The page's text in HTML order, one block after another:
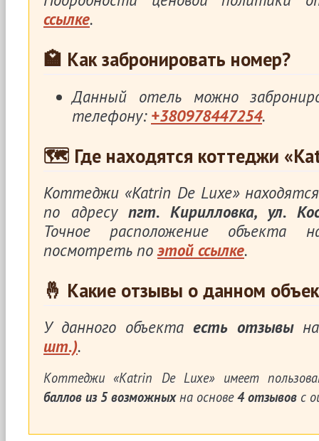
ссылке.
🏩 Как забронировать номер?
Данный отель можно
телефону: +380978447254.
🗺 Где находятся коттеджи
Коттеджи «Katrin De Luxe»
по адресупгт. Кирилловка, ул.
Точное расположение объекта
посмотреть поэтой ссылке.
🤞 Какие отзывы о данном
У данного объекта есть отзывы
шт.).
Коттеджи «Katrin De Luxe»имеет
баллов из5 возможныхна основе4 отзывов с